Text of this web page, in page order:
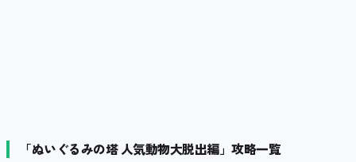
「ぬいぐるみの塔 人気動物大脱出編」攻略一覧